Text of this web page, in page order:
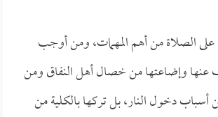
الصلاة من أهم المهمات، ومن أوجب
عنها وإضاعتها من خصال أهل النفاق ومن
دخول النار، بل تركها بالكلية من